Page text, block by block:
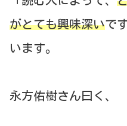
がとても興味深いで
います。
永方佑樹さん曰く、